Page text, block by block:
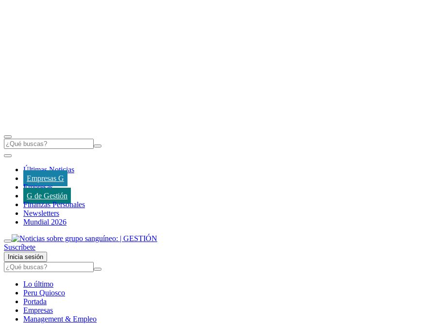
Últimas Noticias
Empresas G
Empresas
G de Gestión
Finanzas Personales
Newsletters
Mundial 2026
Suscríbete
Inicia sesión
Lo último
Peru Quiosco
Portada
Empresas
Management & Empleo